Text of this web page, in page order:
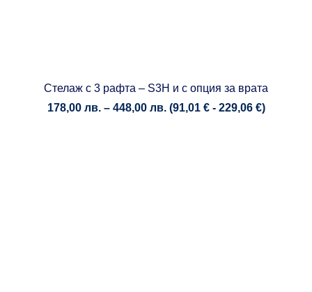
Стелаж с 3 рафта – S3H и с опция за вратa
178,00 лв. – 448,00 лв. Price
(91,01 €- 229,06 €)